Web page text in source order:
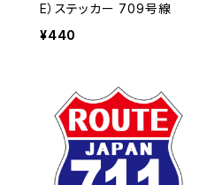
E）ステッカー 709号線
¥440